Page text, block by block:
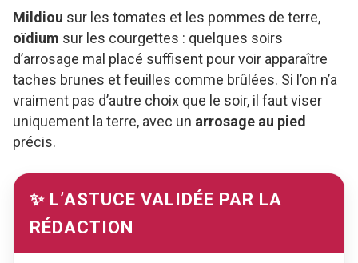
Mildiou sur les tomates et les pommes de terre,
oïdium sur les courgettes : quelques soirs
d’arrosage mal placé suffisent pour voir apparaître
taches brunes et feuilles comme brûlées. Si l’on n’a
vraiment pas d’autre choix que le soir, il faut viser
uniquement la terre, avec un arrosage au pied
précis.
✨ L’ASTUCE VALIDÉE PAR LA
RÉDACTION